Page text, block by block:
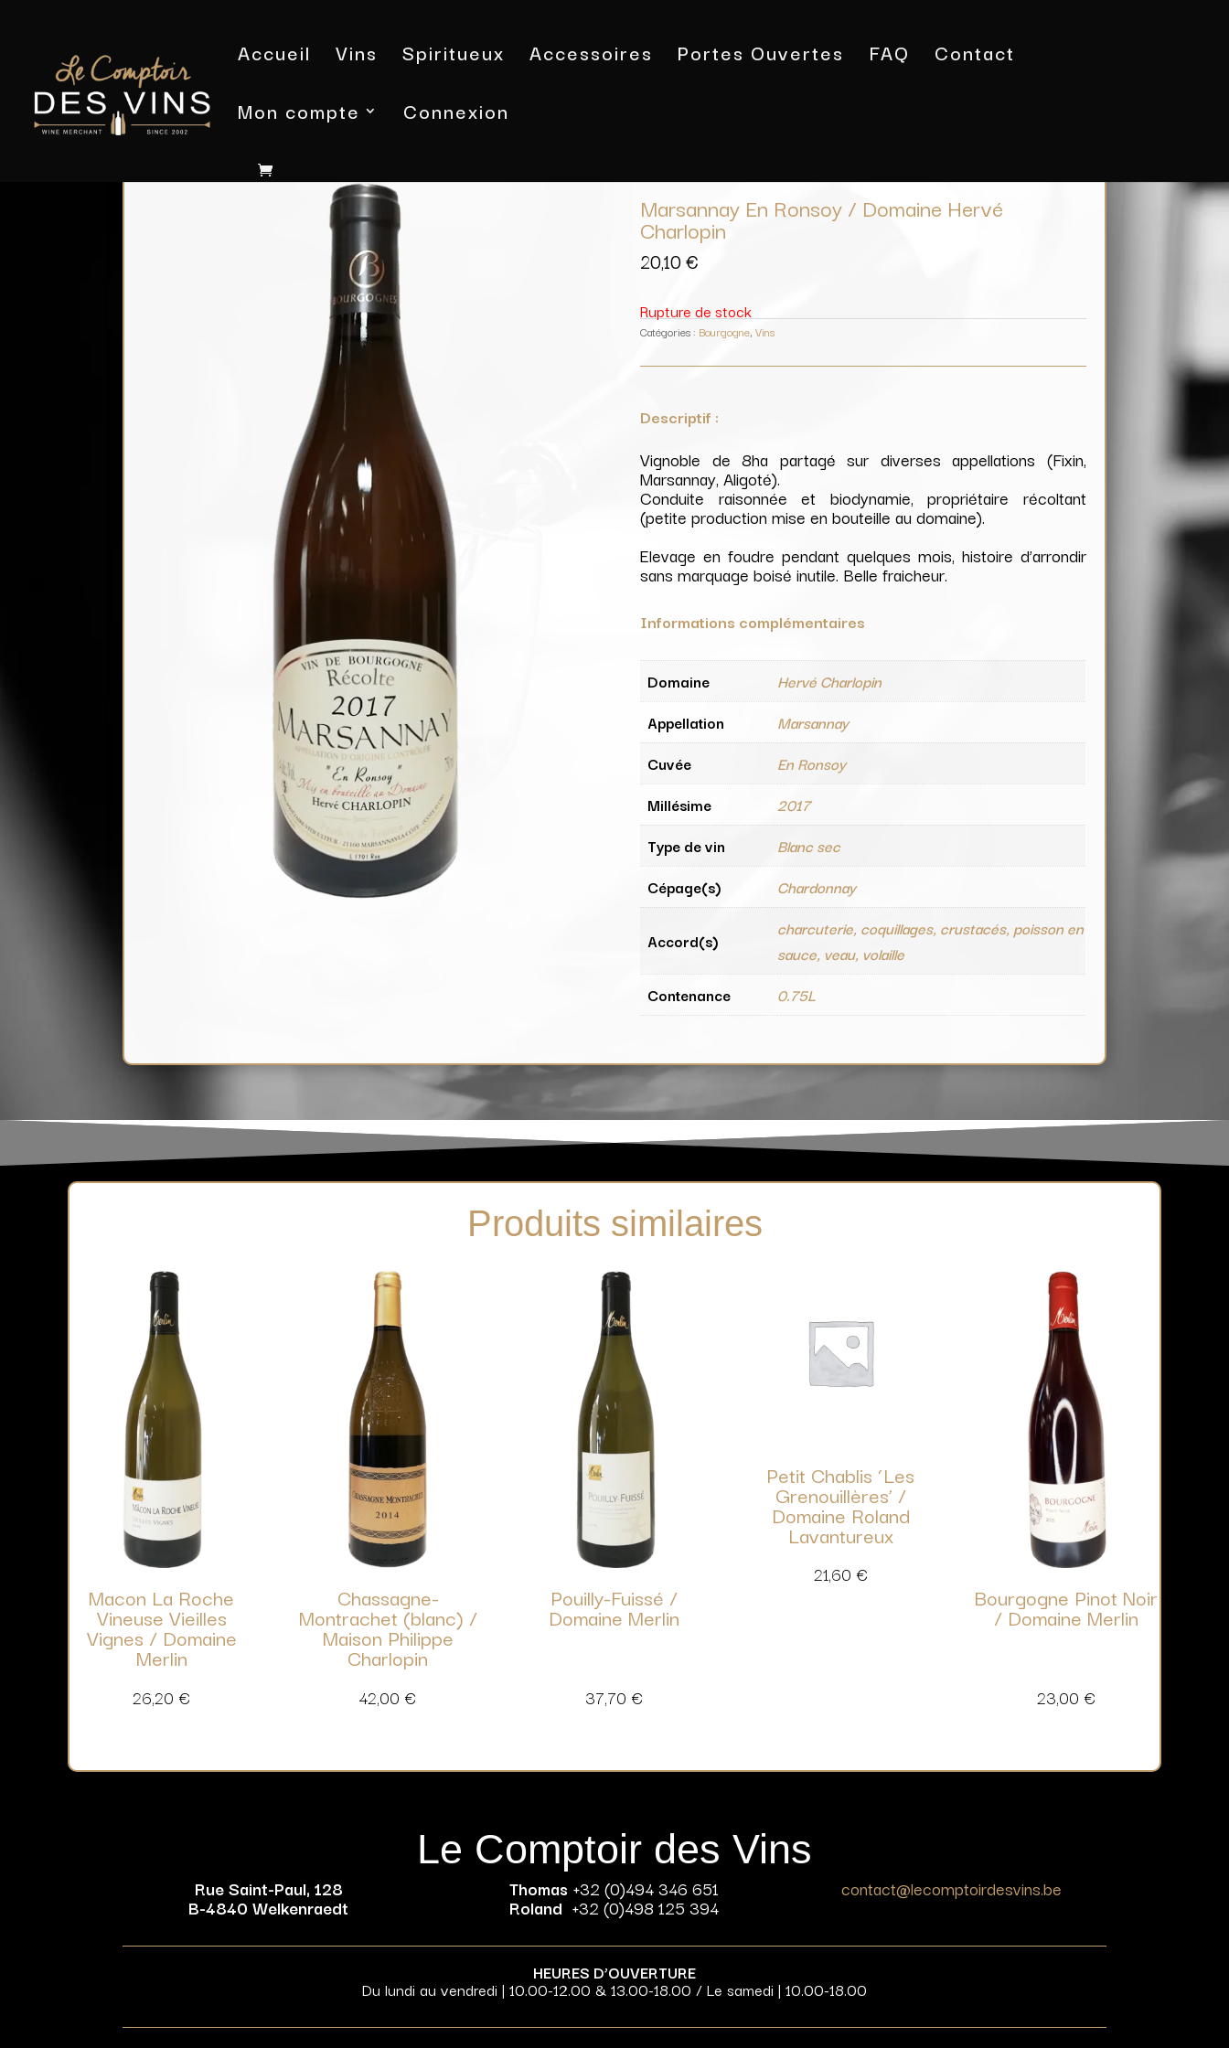
Accueil Vins Spiritueux Accessoires Portes Ouvertes FAQ
Contact
Mon compte
Connexion
Marsannay En Ronsoy / Domaine Hervé
Charlopin
20,10€
Rupture de stock
Catégories : Bourgogne,Vins
Descriptif :
Vignoble de 8ha partagé sur diverses appellations (Fixin,
Marsannay, Aligoté).
Conduite raisonnée et biodynamie, propriétaire récoltant
(petite production mise en bouteille au domaine).
Elevage en foudre pendant quelques mois, histoire d’arrondir
sans marquage boisé inutile. Belle fraicheur.
Informations complémentaires
Domaine
Hervé Charlopin
Appellation
Marsannay
Cuvée
En Ronsoy
Millésime
2017
Type de vin
Blanc sec
Cépage(s)
Chardonnay
Accord(s)
charcuterie, coquillages, crustacés, poisson en
sauce, veau, volaille
Contenance
0.75L
Produits similaires
Macon La Roche
Vineuse Vieilles
Vignes / Domaine
Merlin
26,20 €
Chassagne-
Montrachet (blanc) /
Maison Philippe
Charlopin
42,00 €
Pouilly-Fuissé /
Domaine Merlin
37,70 €
Petit Chablis ‘Les
Grenouillères’ /
Domaine Roland
Lavantureux
21,60 €
Bourgogne Pinot Noir
/ Domaine Merlin
23,00 €
Le Comptoir des Vins
Rue Saint-Paul, 128
B-4840 Welkenraedt
Thomas +32 (0)494 346 651
Roland +32 (0)498 125 394
contact@lecomptoirdesvins.be
HEURES D’OUVERTURE
Du lundi au vendredi | 10.00-12.00 & 13.00-18.00 / Le samedi | 10.00-18.00